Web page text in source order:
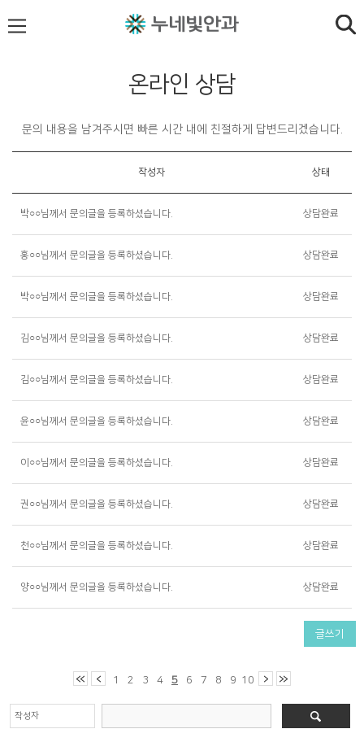
온라인 상담
문의 내용을 남겨주시면 빠른 시간 내에 친절하게 답변드리겠습니다.
작성자 상태
박○○님께서 문의글을 등록하셨습니다. 상담완료
홍○○님께서 문의글을 등록하셨습니다. 상담완료
박○○님께서 문의글을 등록하셨습니다. 상담완료
김○○님께서 문의글을 등록하셨습니다. 상담완료
김○○님께서 문의글을 등록하셨습니다. 상담완료
윤○○님께서 문의글을 등록하셨습니다. 상담완료
이○○님께서 문의글을 등록하셨습니다. 상담완료
권○○님께서 문의글을 등록하셨습니다. 상담완료
천○○님께서 문의글을 등록하셨습니다. 상담완료
양○○님께서 문의글을 등록하셨습니다. 상담완료
글쓰기
1 2 3 4 5 6 7 8 9 10